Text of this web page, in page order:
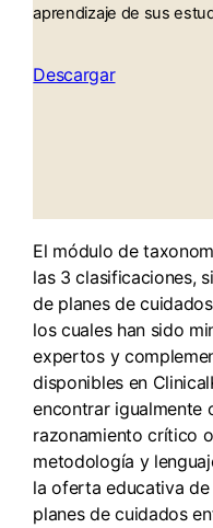
aprendizaje de sus
Descargar
El módulo de
las 3 clasificaciones,
de planes de
los cuales han sido
expertos y
disponibles en
encontrar igualmente
razonamiento crítico
metodología y
la oferta educativa
planes de cuidados